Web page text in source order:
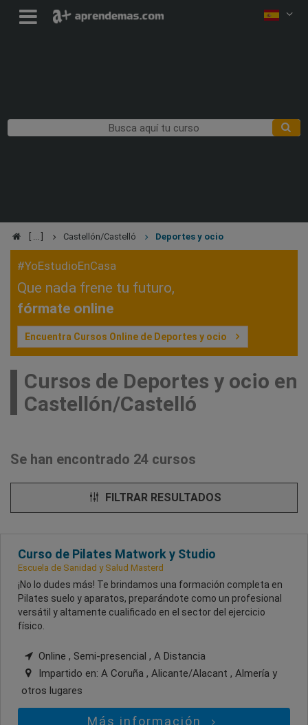
Castellón/Castelló Deportes y ocio
#YoEstudioEnCasa
Que nada frene tu futuro,
fórmate online
Encuentra Cursos Online de Deportes y ocio
Cursos de Deportes y ocio en
Castellón/Castelló
Se han encontrado 24 cursos
FILTRAR RESULTADOS
Curso de Pilates Matwork y Studio
Escuela de Sanidad y Salud Masterd
¡No lo dudes más! Te brindamos una formación completa en
Pilates suelo y aparatos, preparándote como un profesional
versátil y altamente cualificado en el sector del ejercicio
físico.
Online , Semi-presencial , A Distancia
Impartido en: A Coruña , Alicante/Alacant , Almería y
otros lugares
Más información